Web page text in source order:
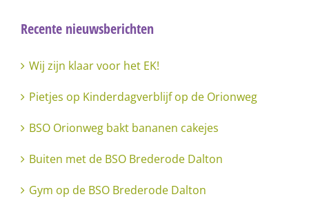
Recente nieuwsberichten
Wij zijn klaar voor het EK!
Pietjes op Kinderdagverblijf op de Orionweg
BSO Orionweg bakt bananen cakejes
Buiten met de BSO Brederode Dalton
Gym op de BSO Brederode Dalton